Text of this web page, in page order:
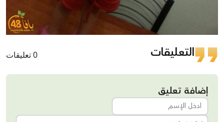
التعليقات 0 تعليقات
إضافة تعليق